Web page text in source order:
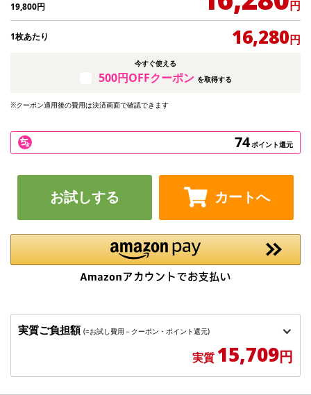
19,800円 円
1枚あたり 16,280円
今すぐ使える
500円OFFクーポン を取得する
※クーポン適用後の費用は決済画面で確認できます
74ポイント還元
お試しする カートへ
実質ご負担額 (=お試し費用－クーポン・ポイント還元)
実質 15,709円